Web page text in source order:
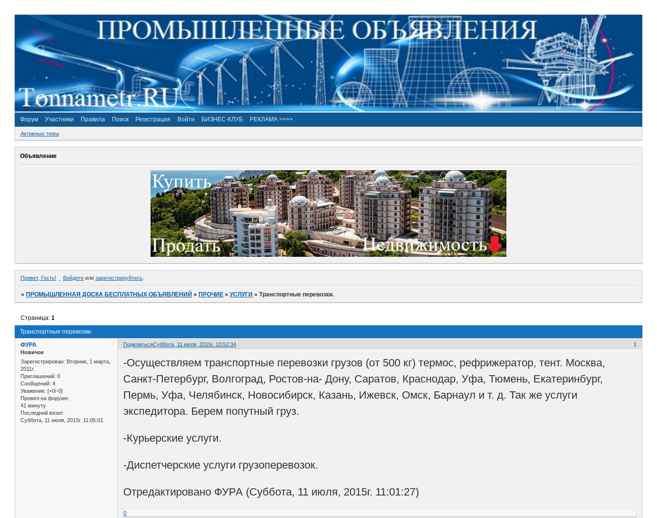
Форум Участники Правила Поиск Регистрация Войти БИЗНЕС-КЛУБ РЕКЛАМА >>>>
Активные темы
Объявление
Привет, Гость! Войдите или зарегистрируйтесь
»ПРОМЫШЛЕННАЯ ДОСКА БЕСПЛАТНЫХ ОБЪЯВЛЕНИЙ »ПРОЧИЕ »УСЛУГИ »Транспортные перевозки.
Транспортные перевозки.
Страница:1
Поделиться 1
Суббота, 11 июля, 2015г. 10:52:34
ФУРА
Новичок
Зарегистрирован: Вторник, 1 марта,
2011г.
Приглашений: 0
Сообщений: 4
Уважение: [+0/-0]
Провел на форуме:
41 минуту
Последний визит:
Суббота, 11 июля, 2015г. 11:05:01
-Осуществляем транспортные перевозки грузов (от 500 кг) термос, рефрижератор, тент. Москва,
Санкт-Петербург, Волгоград, Ростов-на- Дону, Саратов, Краснодар, Уфа, Тюмень, Екатеринбург,
Пермь, Уфа, Челябинск, Новосибирск, Казань, Ижевск, Омск, Барнаул и т. д. Так же услуги
экспедитора. Берем попутный груз.
-Курьерские услуги.
-Диспетчерские услуги грузоперевозок.
Отредактировано ФУРА (Суббота, 11 июля, 2015г. 11:01:27)
0